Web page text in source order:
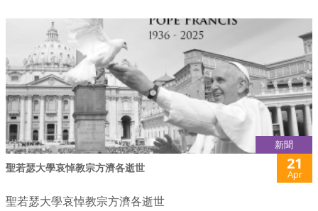
新聞
聖若瑟大學哀悼教宗方濟各逝世 21
Apr
聖若瑟大學哀悼教宗方濟各逝世